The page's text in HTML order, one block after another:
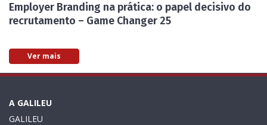
Employer Branding na prática: o papel decisivo do
recrutamento – Game Changer 25
Ver mais
A GALILEU
GALILEU